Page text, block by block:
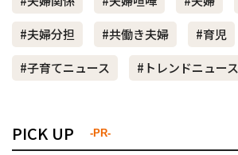
#夫婦分担
#共働き夫婦
#育児
#子育てニュース
#トレンドニュース
PICK UP -PR-